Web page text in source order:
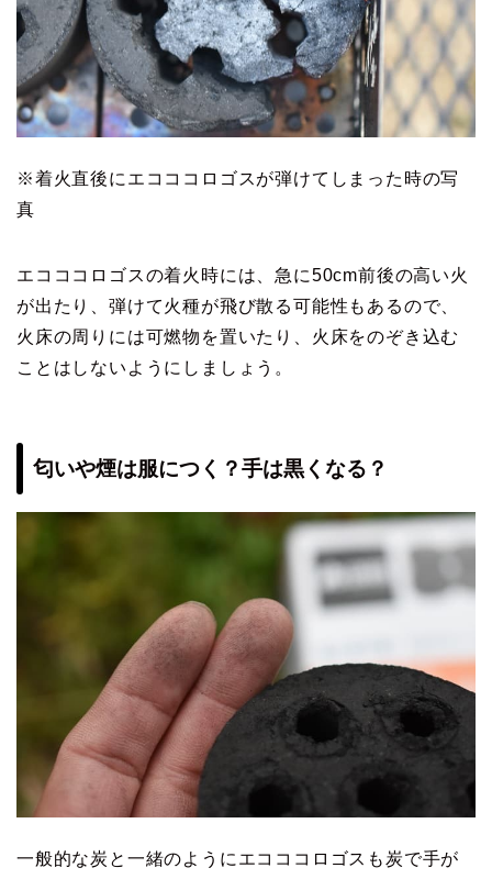
※着火直後にエコココロゴスが弾けてしまった時の写
真
エコココロゴスの着火時には、急に50cm前後の高い火
が出たり、弾けて火種が飛び散る可能性もあるので、
火床の周りには可燃物を置いたり、火床をのぞき込む
ことはしないようにしましょう。
匂いや煙は服につく？手は黒くなる？
一般的な炭と一緒のようにエコココロゴスも炭で手が